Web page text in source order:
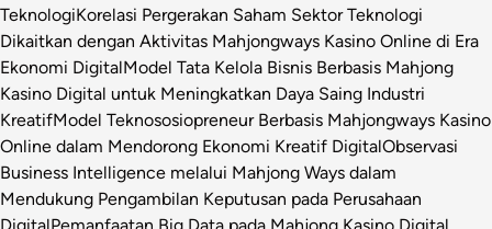
TeknologiKorelasi Pergerakan Saham Sektor Teknologi
Dikaitkan dengan Aktivitas Mahjongways Kasino Online di Era
Ekonomi DigitalModel Tata Kelola Bisnis Berbasis Mahjong
Kasino Digital untuk Meningkatkan Daya Saing Industri
KreatifModel Teknososiopreneur Berbasis Mahjongways Kasino
Online dalam Mendorong Ekonomi Kreatif DigitalObservasi
Business Intelligence melalui Mahjong Ways dalam
Mendukung Pengambilan Keputusan pada Perusahaan